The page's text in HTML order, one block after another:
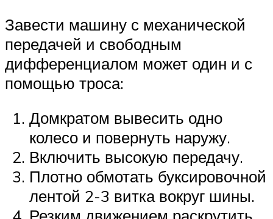
Завести машину с механической
передачей и свободным
дифференциалом может один и с
помощью троса:
Домкратом вывесить одно
колесо и повернуть наружу.
Включить высокую передачу.
Плотно обмотать буксировочной
лентой 2-3 витка вокруг шины.